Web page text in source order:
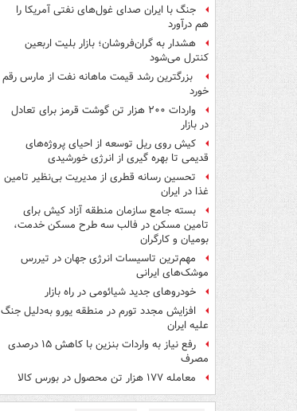
جنگ با ایران صدای غول‌های نفتی آمریکا را
هم درآورد
هشدار به گران‌فروشان؛ بازار بلیت اربعین
کنترل می‌شود
بزرگترین رشد قیمت ماهانه نفت از مارس رقم
خورد
واردات ۲۰۰ هزار تن گوشت قرمز برای تعادل
در بازار
کیش روی ریل توسعه از احیای پروژه‌های
قدیمی تا بهره گیری از انرژی خورشیدی
تحسین رسانه قطری از مدیریت بی‌نظیر تامین
غذا در ایران
بسته جامع سازمان منطقه آزاد کیش برای
تامین مسکن در فالب سه طرح مسکن خدمت،
بومیان و کارگران
مهم‌ترین تاسیسات انرژی جهان در تیررس
موشک‌های ایرانی
خودروهای جدید شیائومی در راه بازار
افزایش مجدد تورم در منطقه یورو به‌دلیل جنگ
علیه ایران
رفع نیاز به واردات بنزین با کاهش ۱۵ درصدی
مصرف
معامله ۱۷۷ هزار تن محصول در بورس کالا